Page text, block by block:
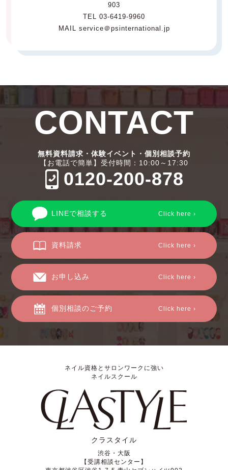
903
TEL 03-6419-9960
MAIL service＠psinternational.jp
CONTACT
無料資料請求・体験イベント・個別相談予約
【お電話で簡単】受付時間：10:00～17:30
0120-200-878
LINEで相談する Click here ›
資料請求 Click here ›
お申し込み Click here ›
個別相談のご予約 Click here ›
ネイル資格とサロンワークに強い
ネイルスクール
クラスタイル
渋谷・大阪
【受講相談センター】